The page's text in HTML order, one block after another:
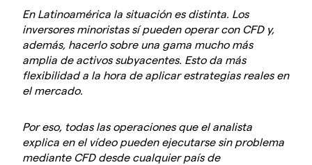
En Latinoamérica la situación es distinta. Los
inversores minoristas sí pueden operar con CFD y,
además, hacerlo sobre una gama mucho más
amplia de activos subyacentes. Esto da más
flexibilidad a la hora de aplicar estrategias reales en
el mercado.
Por eso, todas las operaciones que el analista
explica en el vídeo pueden ejecutarse sin problema
mediante CFD desde cualquier país de